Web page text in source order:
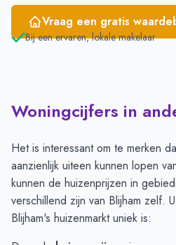
Vraag een gratis
Bij een ervaren, lokale makelaar
Woningcijfers in
Het is interessant om te merken
aanzienlijk uiteen kunnen lopen
kunnen de huizenprijzen in
verschillend zijn van Blijham zelf.
Blijham's huizenmarkt uniek is: